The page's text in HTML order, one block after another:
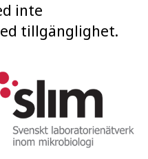
inte
tillgänglighet.